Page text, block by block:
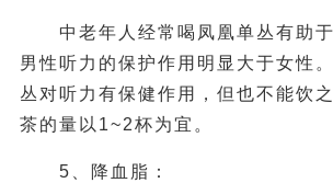
中老年人经常喝凤凰单丛有助于
男性听力的保护作用明显大于女性
丛对听力有保健作用，但也不能饮
茶的量以1~2杯为宜。
5、降血脂：